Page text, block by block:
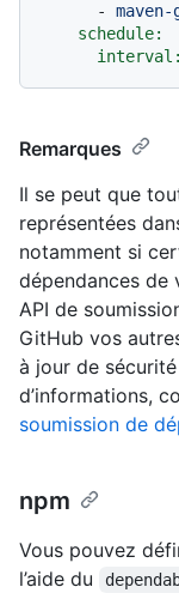
-
schedule:
interval:
Remarques
Il se peut que
représentées
notamment si
dépendances de
API de
GitHub vos
à jour de
d’informations,
soumission de
npm
Vous pouvez
l’aide du